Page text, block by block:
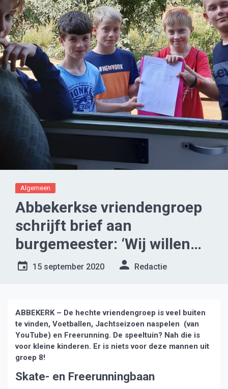
Algemeen
Abbekerkse vriendengroep
schrijft brief aan
burgemeester: ‘Wij willen
een15 september 2020 Redactie
ABBEKERK – De hechte vriendengroep is veel buiten
te vinden, Voetballen, Jachtseizoen naspelen (van
YouTube) en Freerunning. De speeltuin? Nah die is
voor kleine kinderen. Er is niets voor deze mannen uit
groep 8!
Skate- en Freerunningbaan